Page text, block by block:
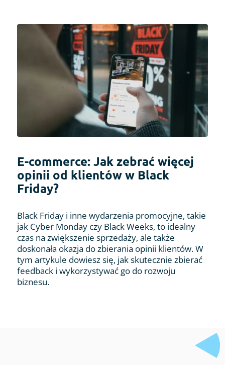
E-commerce: Jak zebrać więcej
opinii od klientów w Black
Friday?
Black Friday i inne wydarzenia promocyjne, takie
jak Cyber Monday czy Black Weeks, to idealny
czas na zwiększenie sprzedaży, ale także
doskonała okazja do zbierania opinii klientów. W
tym artykule dowiesz się, jak skutecznie zbierać
feedback i wykorzystywać go do rozwoju
biznesu.